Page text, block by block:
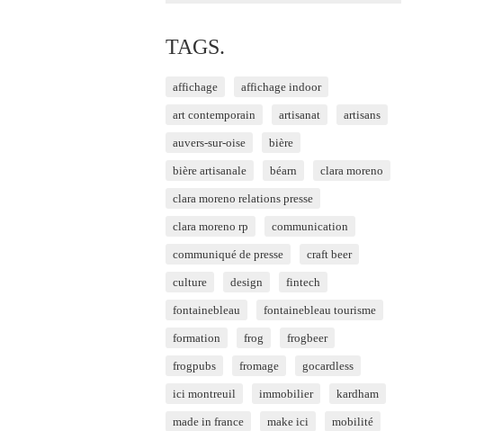
TAGS.
affichage affichage indoor
art contemporain artisanat artisans
auvers-sur-oise bière
bière artisanale béarn clara moreno
clara moreno relations presse
clara moreno rp communication
communiqué de presse craft beer
culture design fintech
fontainebleau fontainebleau tourisme
formation frog frogbeer
frogpubs fromage gocardless
ici montreuil immobilier kardham
made in france make ici mobilité